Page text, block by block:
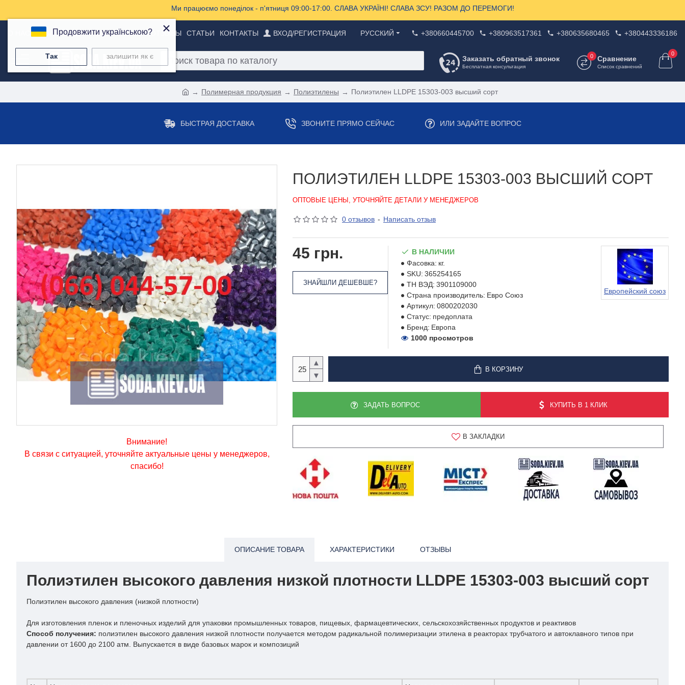
Ми працюємо понеділок - п'ятниця 09:00-17:00. СЛАВА УКРАЇНІ! СЛАВА ЗСУ! РАЗОМ ДО ПЕРЕМОГИ!
ТОВАРЫ ДОСТАВКА И ОПЛАТА ОТЗЫВЫ СТАТЬИ КОНТАКТЫ ВХОД/РЕГИСТРАЦИЯ РУССКИЙ +380660445700 +380963517361 +380635680465 +380443336186
Заказать обратный звонок
Бесплатная консультация
Сравнение
Список сравнений
0 0
Полимерная продукция Полиэтилены Полиэтилен LLDPE 15303-003 высший сорт
БЫСТРАЯ ДОСТАВКА ЗВОНИТЕ ПРЯМО СЕЙЧАС ИЛИ ЗАДАЙТЕ ВОПРОС
Внимание!
В связи с ситуацией, уточняйте актуальные цены у менеджеров,
спасибо!
ПОЛИЭТИЛЕН LLDPE 15303-003 ВЫСШИЙ СОРТ
ОПТОВЫЕ ЦЕНЫ, УТОЧНЯЙТЕ ДЕТАЛИ У МЕНЕДЖЕРОВ
0 отзывов - Написать отзыв
45 грн.
ЗНАЙШЛИ ДЕШЕВШЕ?
В НАЛИЧИИ
Фасовка: кг.
SKU: 365254165
ТН ВЭД: 3901109000
Страна производитель: Евро Союз
Артикул: 0800202030
Статус: предоплата
Бренд: Европа
Европейский союз
1000 просмотров
▲
▼
В КОРЗИНУ
ЗАДАТЬ ВОПРОС КУПИТЬ В 1 КЛИК
В ЗАКЛАДКИ
ОПИСАНИЕ ТОВАРА ХАРАКТЕРИСТИКИ ОТЗЫВЫ
Полиэтилен высокого давления низкой плотности LLDPE 15303-003 высший сорт
Полиэтилен высокого давления (низкой плотности)
Для изготовления пленок и пленочных изделий для упаковки промышленных товаров, пищевых, фармацевтических, сельскохозяйственных продуктов и реактивов
Способ получения: полиэтилен высокого давления низкой плотности получается методом радикальной полимеризации этилена в реакторах трубчатого и автоклавного типов при
давлении от 1600 до 2100 атм. Выпускается в виде базовых марок и композиций
Продовжити українською? ×
Так залишити як є